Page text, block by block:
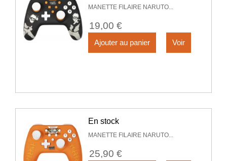
MANETTE FILAIRE NARUTO...
19,00 €
Ajouter au panier Voir
En stock
MANETTE FILAIRE NARUTO...
25,90 €